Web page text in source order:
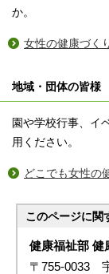
か。
女性の健康づく
地域・団体の皆様
園や学校行事、イ
用ください。
どこでも女性の
このページに関
健康福祉部 健
〒755-0033